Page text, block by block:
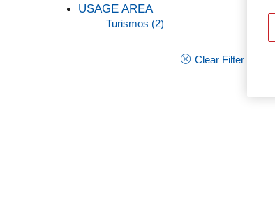
USAGE AREA
Turismos (2)
Clear Filter